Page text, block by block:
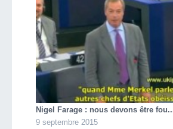
Nigel Farage : nous devons être
9 septembre 2015